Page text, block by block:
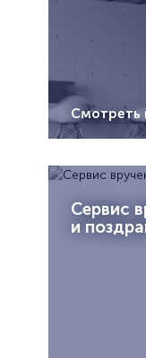
Смотреть
Сервис
и